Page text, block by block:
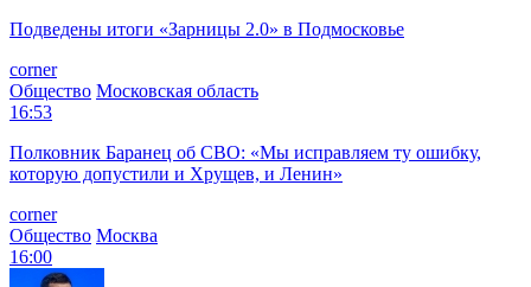
Подведены итоги «Зарницы 2.0» в Подмосковье
corner
Общество Московская область
16:53
Полковник Баранец об СВО: «Мы исправляем ту ошибку,
которую допустили и Хрущев, и Ленин»
corner
Общество Москва
16:00